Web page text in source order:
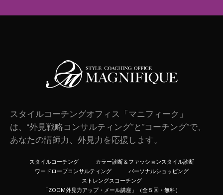
スタイルコーチングオフィス「マニフィーク」
は、“外見戦略コンサルティング”と”コーチング”で、
あなたの講師力、外見力を応援します。
スタイルコーチング
カラー診断＆ファッションスタイル診断
ワードローブコンサルティング
パーソナルショッピング
ストレングスコーチング
「ZOOM外見力アップ・メール講座」（全５回・無料）